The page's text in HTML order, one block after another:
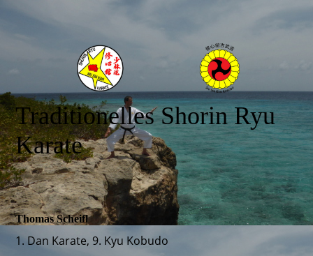
Traditionelles Shorin Ryu
Karate
Thomas Scheifl
1. Dan Karate, 9. Kyu Kobudo